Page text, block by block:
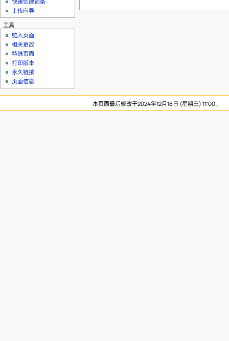
快速创建词条
上传向导
工具
链入页面
相关更改
特殊页面
打印版本
永久链接
页面信息
本页面最后修改于2024年12月18日 (星期三) 11:00。